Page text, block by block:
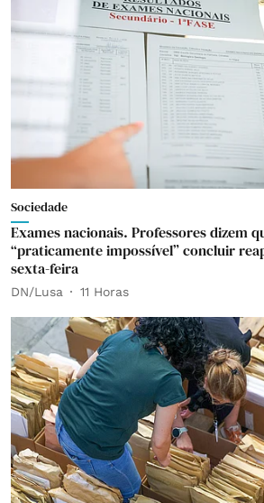
Sociedade
Exames nacionais. Professores dizem
“praticamente impossível” concluir
sexta-feira
DN/Lusa 11 Horas